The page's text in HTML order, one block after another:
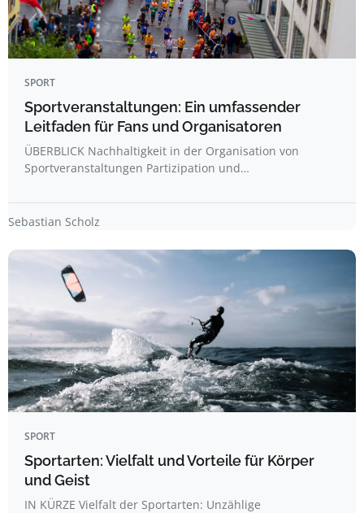
SPORT
Sportveranstaltungen: Ein umfassender
Leitfaden für Fans und Organisatoren
ÜBERBLICK Nachhaltigkeit in der Organisation von
Sportveranstaltungen Partizipation und…
Sebastian Scholz
SPORT
Sportarten: Vielfalt und Vorteile für Körper
und Geist
IN KÜRZE Vielfalt der Sportarten: Unzählige